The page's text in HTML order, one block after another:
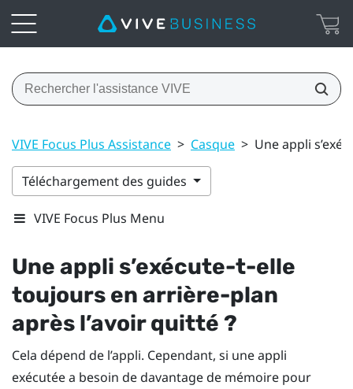
VIVE Focus Plus Assistance > Casque > Une appli
Téléchargement des guides
VIVE Focus Plus Menu
Une appli s’exécute-t-elle
toujours en arrière-plan
après l’avoir quitté ?
Cela dépend de l’appli. Cependant, si une appli
exécutée a besoin de davantage de mémoire pour